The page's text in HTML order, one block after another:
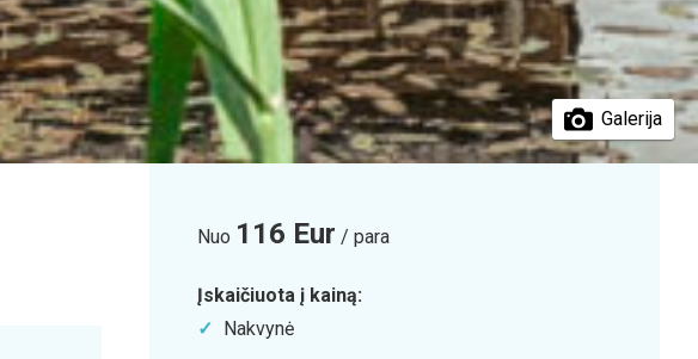
Galerija
Nuo 116 Eur / para
Įskaičiuota į kainą:
Nakvynė